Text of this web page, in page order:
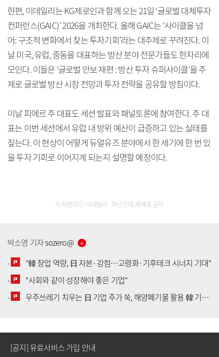
한편, 이데일리는 KG제로인과 함께 오는 21일 ‘글로벌 대체투자
컨퍼런스(GAIC)’ 2026을 개최한다. 올해 GAIC는 ‘사이클을 넘
어: 구조적 변화에서 찾는 투자기회’라는 대주제로 꾸려진다. 이
날 미국, 유럽, 중동을 대표하는 방산 분야 전문가들도 한자리에
모인다. 이들은 ‘글로벌 안보 재편 : 방산 투자 슈퍼사이클’을 주
제로 글로벌 방산 시장 전망과 투자 전략을 공유할 방침이다.
이날 피에르 주 대표도 세션 발표와 패널토론에 참여한다. 주 대
표는 이번 세션에서 유럽 내 방위 예산이 급증하고 있는 실태를
짚는다. 이 현상이 어떻게 듀얼유즈 분야에서 한 세기에 한 번 있
을 투자 기회로 이어지게 되는지 설명할 예정이다.
저작권자 ⓒ 이데일리 - 무단전재, 재배포 금지
박소영 기자sozero@
-
"韓 창업 역량, 日 자본·강점…고령화·기후테크 시너지 기대"
-
"사회와 같이 성장해야 좋은 기업"
-
우주쓰레기 치우는 日 기업 주가 쑥, 해양폐기물 활용 韓 기업 투자 봇물
[공지] 유료서비스 가입 안내
[공지] 유료서비스 가입 안내